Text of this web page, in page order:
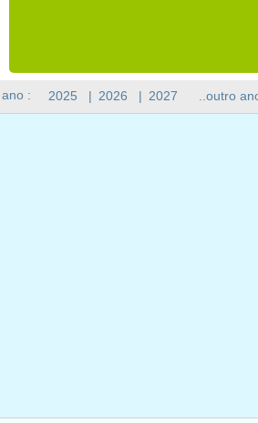
: 2025 | 2026 | 2027 ..outro